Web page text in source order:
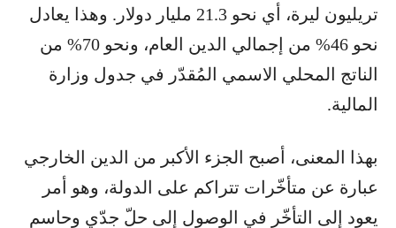
تريليون ليرة، أي نحو 21.3 مليار دولار. وهذا يعادل
نحو 46% من إجمالي الدين العام، ونحو 70% من
الناتج المحلي الاسمي المُقدّر في جدول وزارة
المالية.
بهذا المعنى، أصبح الجزء الأكبر من الدين الخارجي
عبارة عن متأخّرات تتراكم على الدولة، وهو أمر
يعود إلى التأخّر في الوصول إلى حلّ جدّي وحاسم